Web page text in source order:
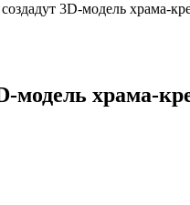
3D-модель храма-
модель храма-